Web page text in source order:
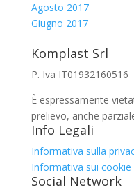
Agosto 2017
Giugno 2017
Komplast Srl
P. Iva IT01932160516
È espressamente
prelievo, anche
Info Legali
Informativa sulla
Informativa sui cookie
Social Network